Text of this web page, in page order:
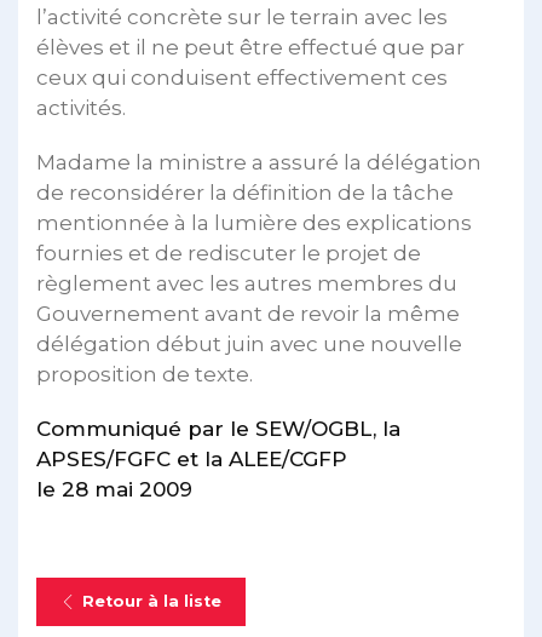
l’activité concrète sur le terrain avec les
élèves et il ne peut être effectué que par
ceux qui conduisent effectivement ces
activités.
Madame la ministre a assuré la délégation
de reconsidérer la définition de la tâche
mentionnée à la lumière des explications
fournies et de rediscuter le projet de
règlement avec les autres membres du
Gouvernement avant de revoir la même
délégation début juin avec une nouvelle
proposition de texte.
Communiqué par le SEW/OGBL, la
APSES/FGFC et la ALEE/CGFP
le 28 mai 2009
Retour à la liste